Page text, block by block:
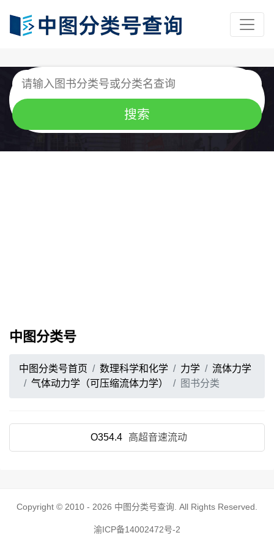
中图分类号
中图分类号首页 数理科学和化学 力学
流体力学
气体动力学（可压缩流体力学）
图书分类
O354.4 高超音速流动
Copyright © 2010 - 2026 中图分类号查询 . All Rights Reserved.
渝ICP备14002472号-2